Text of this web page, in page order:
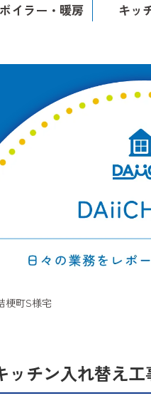
ボイラー・暖房 キッ
梗町S様宅
ッチン入れ替え